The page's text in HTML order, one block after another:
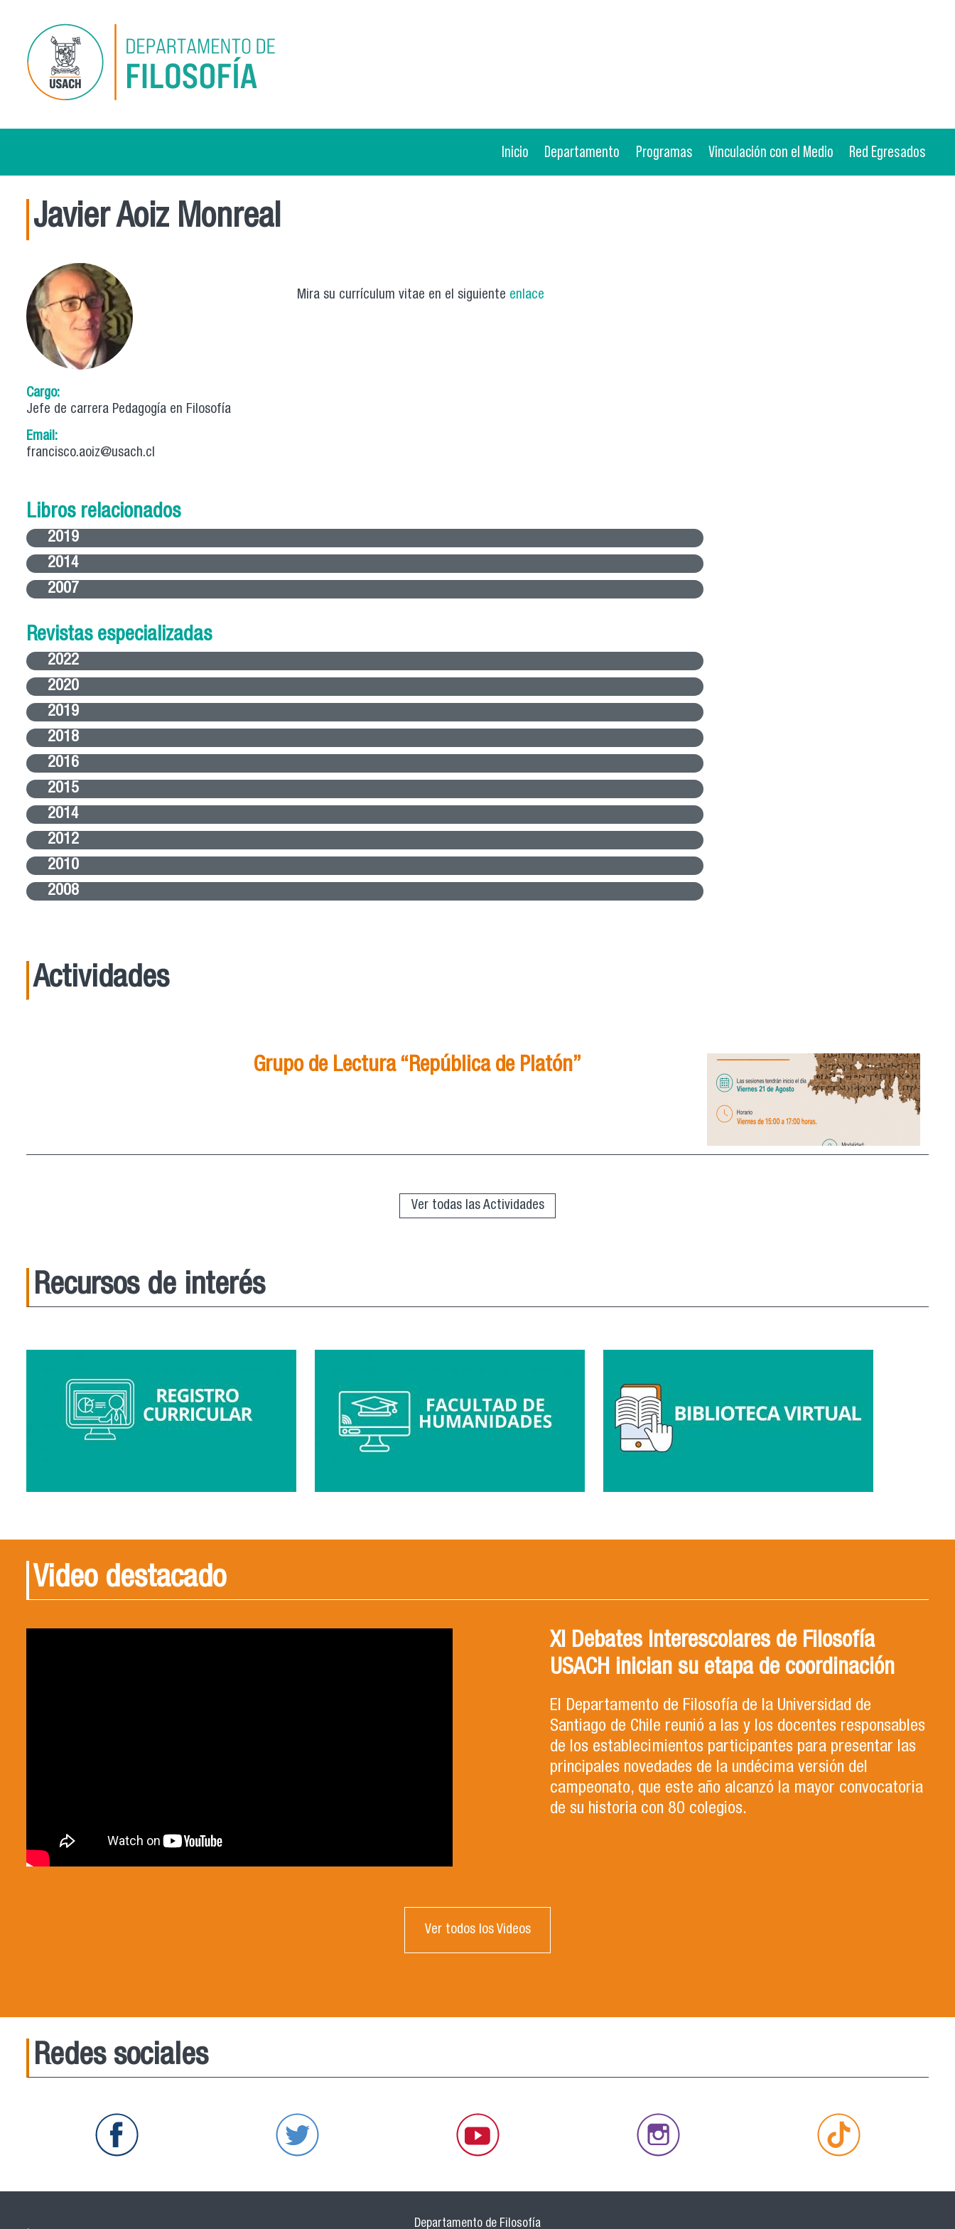
Inicio Departamento Programas Vinculación con el Medio Red Egresados
Javier Aoiz Monreal
Cargo:
Jefe de carrera Pedagogía en Filosofía
Email:
francisco.aoiz@usach.cl
Mira su currículum vitae en el siguiente enlace
Libros relacionados
2019
2014
2007
Revistas especializadas
2022
2020
2019
2018
2016
2015
2014
2012
2010
2008
Actividades
Grupo de Lectura “República de Platón”
Ver todas las Actividades
Recursos de interés
Video destacado
XI Debates Interescolares de Filosofía
USACH inician su etapa de coordinación
El Departamento de Filosofía de la Universidad de
Santiago de Chile reunió a las y los docentes responsables
de los establecimientos participantes para presentar las
principales novedades de la undécima versión del
campeonato, que este año alcanzó la mayor convocatoria
de su historia con 80 colegios.
Ver todos los Videos
Redes sociales
Departamento de Filosofía